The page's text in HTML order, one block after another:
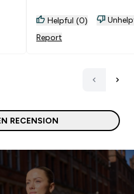
förväntat mig. Sedan
ytterligare minus på att
Helpful (0)
Report
RECENSION